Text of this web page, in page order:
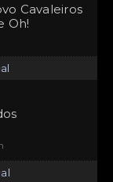
Cavaleiros
Oh!